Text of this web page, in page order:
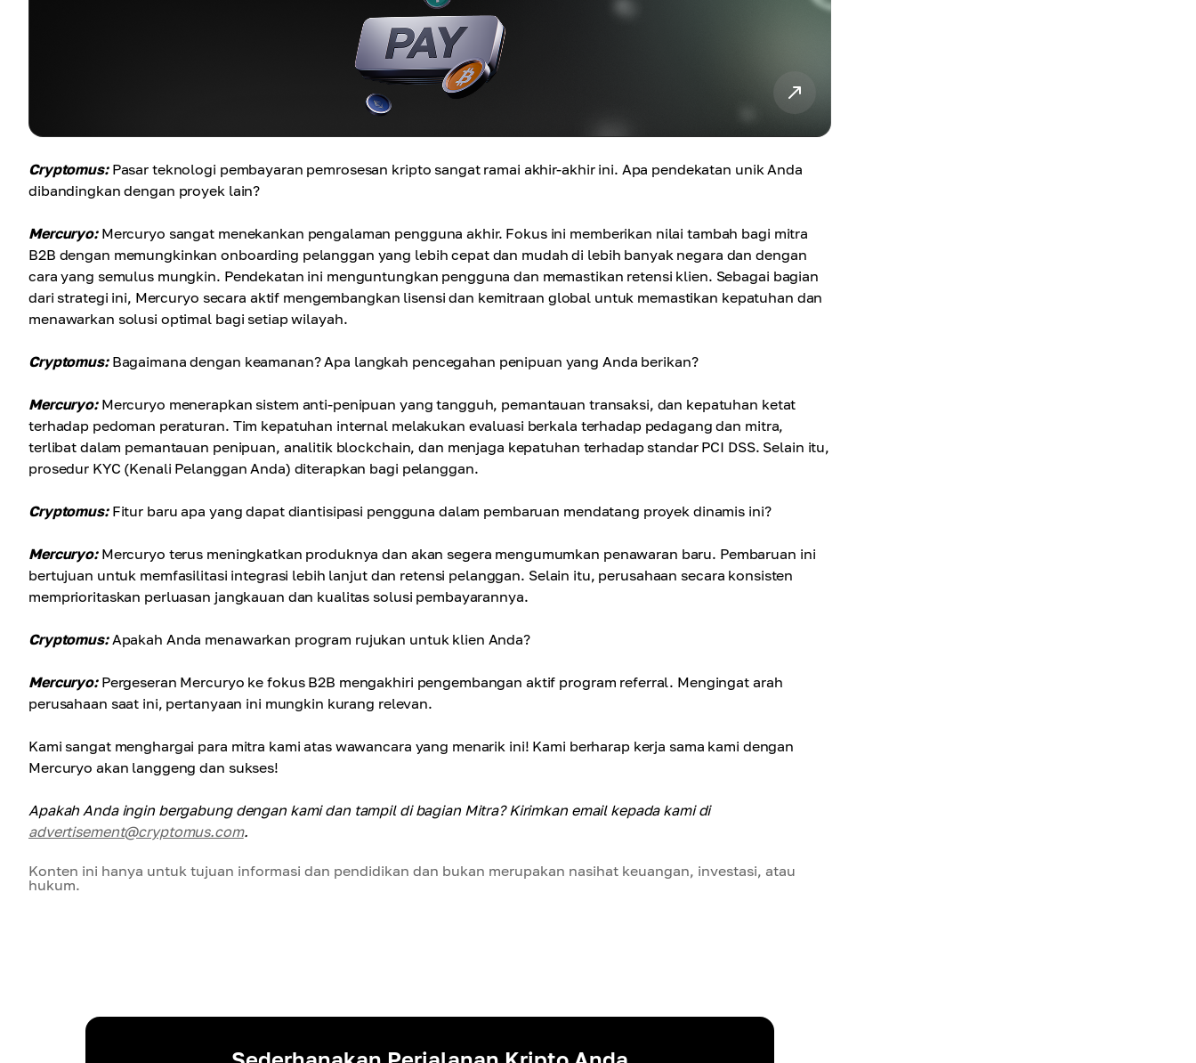
Cryptomus:Pasar teknologi pembayaran pemrosesan kripto sangat ramai akhir-akhir ini. Apa pendekatan unik Anda
dibandingkan dengan proyek lain?
Mercuryo:Mercuryo sangat menekankan pengalaman pengguna akhir. Fokus ini memberikan nilai tambah bagi mitra
B2B dengan memungkinkan onboarding pelanggan yang lebih cepat dan mudah di lebih banyak negara dan dengan
cara yang semulus mungkin. Pendekatan ini menguntungkan pengguna dan memastikan retensi klien. Sebagai bagian
dari strategi ini, Mercuryo secara aktif mengembangkan lisensi dan kemitraan global untuk memastikan kepatuhan dan
menawarkan solusi optimal bagi setiap wilayah.
Cryptomus:Bagaimana dengan keamanan? Apa langkah pencegahan penipuan yang Anda berikan?
Mercuryo:Mercuryo menerapkan sistem anti-penipuan yang tangguh, pemantauan transaksi, dan kepatuhan ketat
terhadap pedoman peraturan. Tim kepatuhan internal melakukan evaluasi berkala terhadap pedagang dan mitra,
terlibat dalam pemantauan penipuan, analitik blockchain, dan menjaga kepatuhan terhadap standar PCI DSS. Selain itu,
prosedur KYC (Kenali Pelanggan Anda) diterapkan bagi pelanggan.
Cryptomus:Fitur baru apa yang dapat diantisipasi pengguna dalam pembaruan mendatang proyek dinamis ini?
Mercuryo:Mercuryo terus meningkatkan produknya dan akan segera mengumumkan penawaran baru. Pembaruan ini
bertujuan untuk memfasilitasi integrasi lebih lanjut dan retensi pelanggan. Selain itu, perusahaan secara konsisten
memprioritaskan perluasan jangkauan dan kualitas solusi pembayarannya.
Cryptomus:Apakah Anda menawarkan program rujukan untuk klien Anda?
Mercuryo:Pergeseran Mercuryo ke fokus B2B mengakhiri pengembangan aktif program referral. Mengingat arah
perusahaan saat ini, pertanyaan ini mungkin kurang relevan.
Kami sangat menghargai para mitra kami atas wawancara yang menarik ini! Kami berharap kerja sama kami dengan
Mercuryo akan langgeng dan sukses!
Apakah Anda ingin bergabung dengan kami dan tampil di bagian Mitra? Kirimkan email kepada kami di
advertisement@cryptomus.com.
Konten ini hanya untuk tujuan informasi dan pendidikan dan bukan merupakan nasihat keuangan, investasi, atau
hukum.